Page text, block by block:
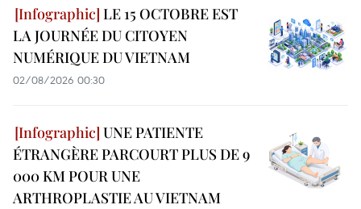
LE 15 OCTOBRE EST
LA JOURNÉE DU CITOYEN
NUMÉRIQUE DU VIETNAM
02/08/2026 00:30
UNE PATIENTE
ÉTRANGÈRE PARCOURT PLUS DE 9
000 KM POUR UNE
ARTHROPLASTIE AU VIETNAM